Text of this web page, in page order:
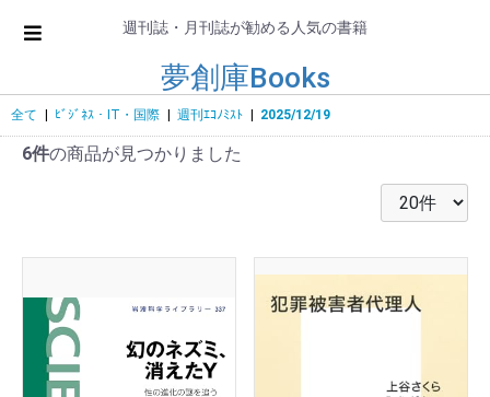
週刊誌・月刊誌が勧める人気の書籍
夢創庫Books
全て ﾋﾞｼﾞﾈｽ・IT・国際 週刊ｴｺﾉﾐｽﾄ 2025/12/19
6件の商品が見つかりました